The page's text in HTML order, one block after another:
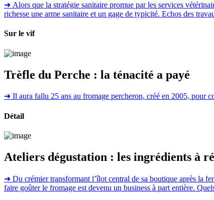
➜ Alors que la stratégie sanitaire promue par les services
richesse une arme sanitaire et un gage de typicité. Echos des
Sur le vif
Trèfle du Perche : la ténacité a payé
➜ Il aura fallu 25 ans au fromage percheron, créé en 2005, pour
Détail
Ateliers dégustation : les ingrédients à
➜ Du crémier transformant l’îlot central de sa boutique après la
faire goûter le fromage est devenu un business à part entière.